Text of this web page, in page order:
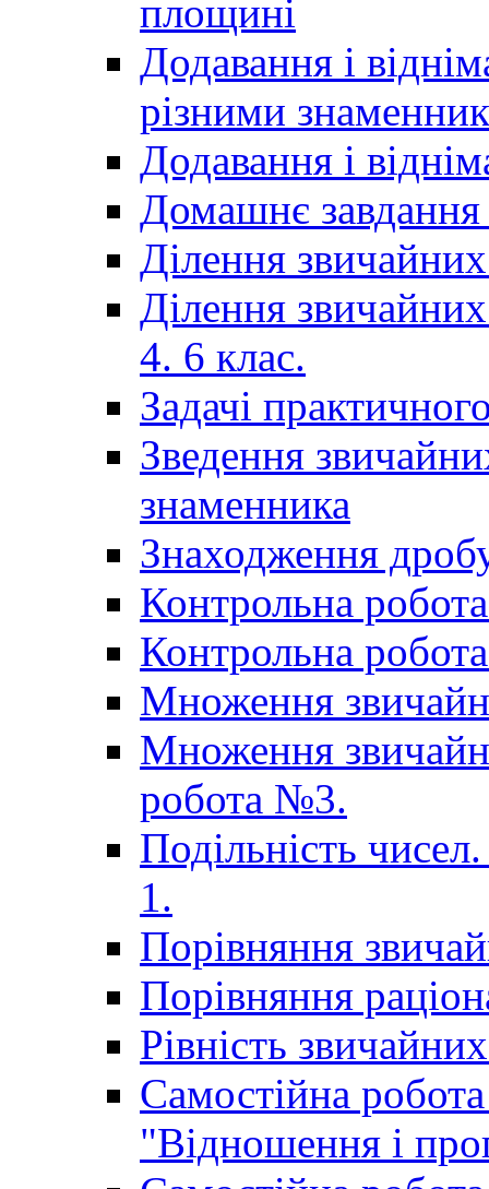
площині
Додавання і
різними
Додавання і
Домашнє завдання
Ділення
Ділення
4. 6 клас.
Задачі
Зведення
знаменника
Знаходження
Контрольна
Контрольна
Множення
Множення
робота №3.
Подільність
1.
Порівняння
Порівняння
Рівність
Самостійна
"Відношення і